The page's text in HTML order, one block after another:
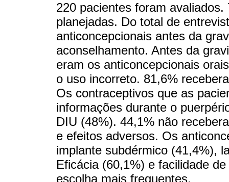
220 pacientes foram
planejadas. Do total de
anticoncepcionais antes da
aconselhamento. Antes da
eram os anticoncepcionais
o uso incorreto. 81,6%
Os contraceptivos que as
informações durante o
DIU (48%). 44,1% não
e efeitos adversos. Os
implante subdérmico (41,4%),
Eficácia (60,1%) e facilidade
escolha mais frequentes.